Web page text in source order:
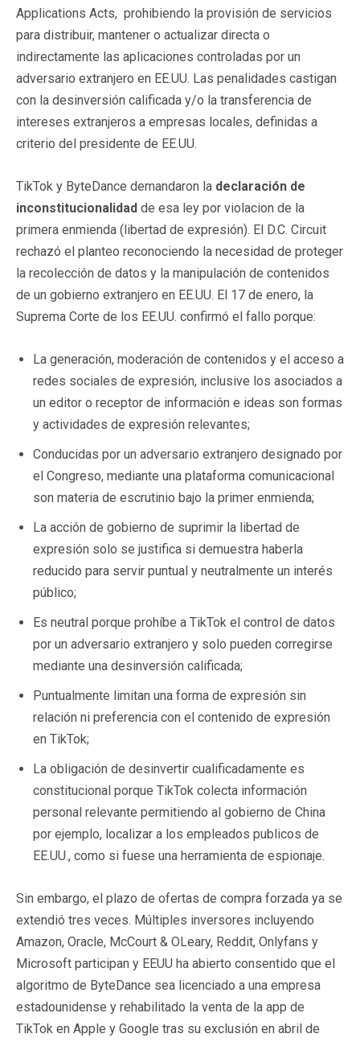
Applications Acts, prohibiendo la provisión de servicios
para distribuir, mantener o actualizar directa o
indirectamente las aplicaciones controladas por un
adversario extranjero en EE.UU. Las penalidades castigan
con la desinversión calificada y/o la transferencia de
intereses extranjeros a empresas locales, definidas a
criterio del presidente de EE.UU.
TikTok y ByteDance demandaron la declaración de
inconstitucionalidad de esa ley por violacion de la
primera enmienda (libertad de expresión). El D.C. Circuit
rechazó el planteo reconociendo la necesidad de proteger
la recolección de datos y la manipulación de contenidos
de un gobierno extranjero en EE.UU. El 17 de enero, la
Suprema Corte de los EE.UU. confirmó el fallo porque:
La generación, moderación de contenidos y el acceso a
redes sociales de expresión, inclusive los asociados a
un editor o receptor de información e ideas son formas
y actividades de expresión relevantes;
Conducidas por un adversario extranjero designado por
el Congreso, mediante una plataforma comunicacional
son materia de escrutinio bajo la primer enmienda;
La acción de gobierno de suprimir la libertad de
expresión solo se justifica si demuestra haberla
reducido para servir puntual y neutralmente un interés
público;
Es neutral porque prohíbe a TikTok el control de datos
por un adversario extranjero y solo pueden corregirse
mediante una desinversión calificada;
Puntualmente limitan una forma de expresión sin
relación ni preferencia con el contenido de expresión
en TikTok;
La obligación de desinvertir cualificadamente es
constitucional porque TikTok colecta información
personal relevante permitiendo al gobierno de China
por ejemplo, localizar a los empleados publicos de
EE.UU., como si fuese una herramienta de espionaje.
Sin embargo, el plazo de ofertas de compra forzada ya se
extendió tres veces. Múltiples inversores incluyendo
Amazon, Oracle, McCourt & OLeary, Reddit, Onlyfans y
Microsoft participan y EEUU ha abierto consentido que el
algoritmo de ByteDance sea licenciado a una empresa
estadounidense y rehabilitado la venta de la app de
TikTok en Apple y Google tras su exclusión en abril de